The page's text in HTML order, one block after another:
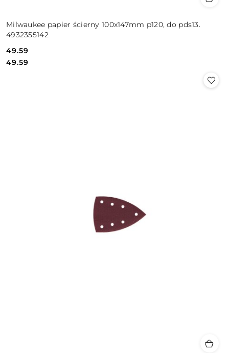
Milwaukee papier ścierny 100x147mm p120, do pds13.
4932355142
Cena:
49.59
Cena:
49.59